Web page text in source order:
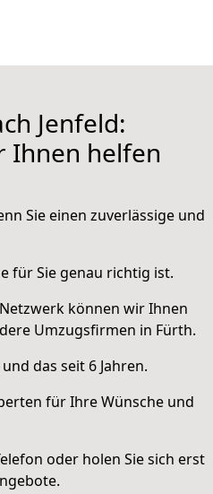
Jenfeld:
Ihnen helfen
Sie einen zuverlässige und
für Sie genau richtig ist.
können wir Ihnen
Umzugsfirmen in Fürth.
das seit 6 Jahren.
für Ihre Wünsche und
oder holen Sie sich erst